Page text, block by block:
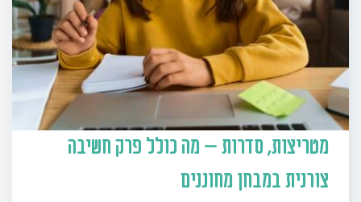
מטריצות, סדרות – מה כולל פרק חשיבה
צורנית במבחן מחוננים